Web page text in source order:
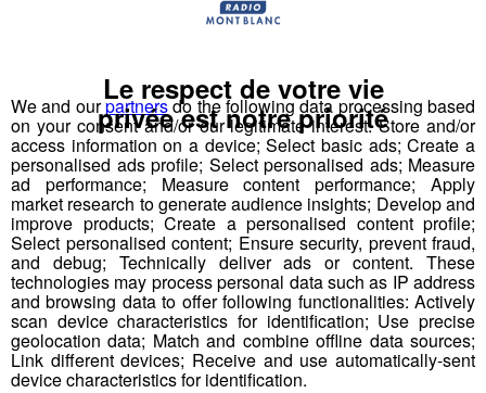
bon choix entre les 3 réponses pour repartir avec vos
Inscription par téléphone toute la journée pour
participer aux 2 tirages au sort par jour à 8h45 et 17h45.
Appelez le standard au 04 50 58 24 09
Pour cette semaine on vous offre vos entrées pour vous
et la personne de votre choix pourWALIBI RHONE
ALPES!
Nathan est allé tester pour vousVerticalp Émosson,
dans la Vallée du Trient:
We and ourpartnersdo the following data processing based
on your consent and/or our legitimate interest: Store and/or
access information on a device; Select basic ads; Create a
personalised ads profile; Select personalised ads; Measure
ad performance; Measure content performance; Apply
market research to generate audience insights; Develop and
improve products; Create a personalised content profile;
Select personalised content; Ensure security, prevent fraud,
and debug; Technically deliver ads or content. These
technologies may process personal data such as IP address
and browsing data to offer following functionalities: Actively
scan device characteristics for identification; Use precise
geolocation data; Match and combine offline data sources;
Link different devices; Receive and use automatically-sent
device characteristics for identification.
Le respect de votre vie
privée est notre priorité